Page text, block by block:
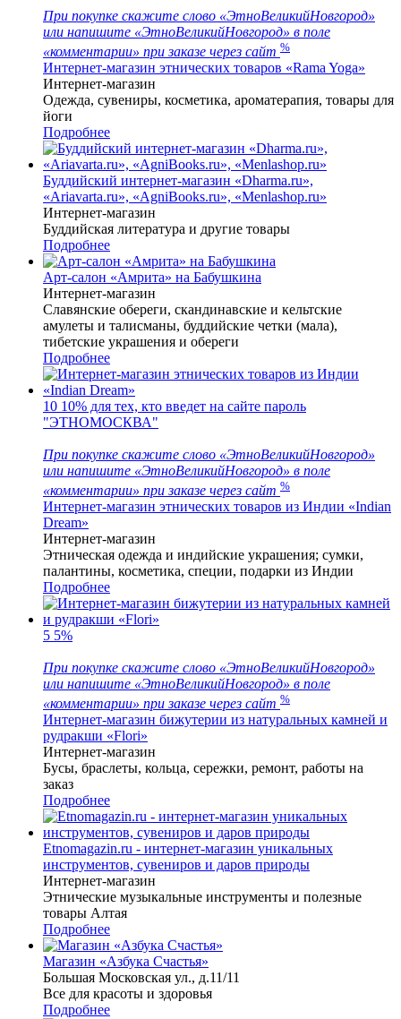
При покупке скажите слово «ЭтноВеликийНовгород»
или напишите «ЭтноВеликийНовгород» в поле
«комментарии» при заказе через сайт %
Интернет-магазин этнических товаров «Rama Yoga»
Интернет-магазин
Одежда, сувениры, косметика, ароматерапия, товары для
йоги
Подробнее
Буддийский интернет-магазин «Dharma.ru»,
«Ariavarta.ru», «AgniBooks.ru», «Menlashop.ru»
Интернет-магазин
Буддийская литература и другие товары
Подробнее
Арт-салон «Амрита» на Бабушкина
Интернет-магазин
Славянские обереги, скандинавские и кельтские
амулеты и талисманы, буддийские четки (мала),
тибетские украшения и обереги
Подробнее
10 10% для тех, кто введет на сайте пароль
"ЭТНОМОСКВА"
При покупке скажите слово «ЭтноВеликийНовгород»
или напишите «ЭтноВеликийНовгород» в поле
«комментарии» при заказе через сайт %
Интернет-магазин этнических товаров из Индии «Indian
Dream»
Интернет-магазин
Этническая одежда и индийские украшения; сумки,
палантины, косметика, специи, подарки из Индии
Подробнее
5 5%
При покупке скажите слово «ЭтноВеликийНовгород»
или напишите «ЭтноВеликийНовгород» в поле
«комментарии» при заказе через сайт %
Интернет-магазин бижутерии из натуральных камней и
рудракши «Flori»
Интернет-магазин
Бусы, браслеты, кольца, сережки, ремонт, работы на
заказ
Подробнее
Etnomagazin.ru - интернет-магазин уникальных
инструментов, сувениров и даров природы
Интернет-магазин
Этнические музыкальные инструменты и полезные
товары Алтая
Подробнее
Магазин «Азбука Счастья»
Большая Московская ул., д.11/11
Все для красоты и здоровья
Подробнее